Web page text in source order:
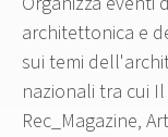
architettonica e
sui temi
nazionali tra cui
Rec_Magazine,